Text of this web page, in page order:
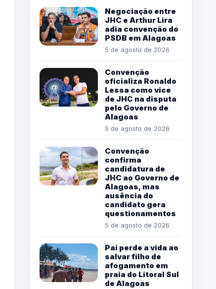
Negociação entre
JHC e Arthur Lira
adia convenção do
PSDB em Alagoas
5 de agosto de 2026
Convenção
oficializa Ronaldo
Lessa como vice
de JHC na disputa
pelo Governo de
Alagoas
5 de agosto de 2026
Convenção
confirma
candidatura de
JHC ao Governo de
Alagoas, mas
ausência do
candidato gera
questionamentos
5 de agosto de 2026
Pai perde a vida ao
salvar filho de
afogamento em
praia do Litoral Sul
de Alagoas